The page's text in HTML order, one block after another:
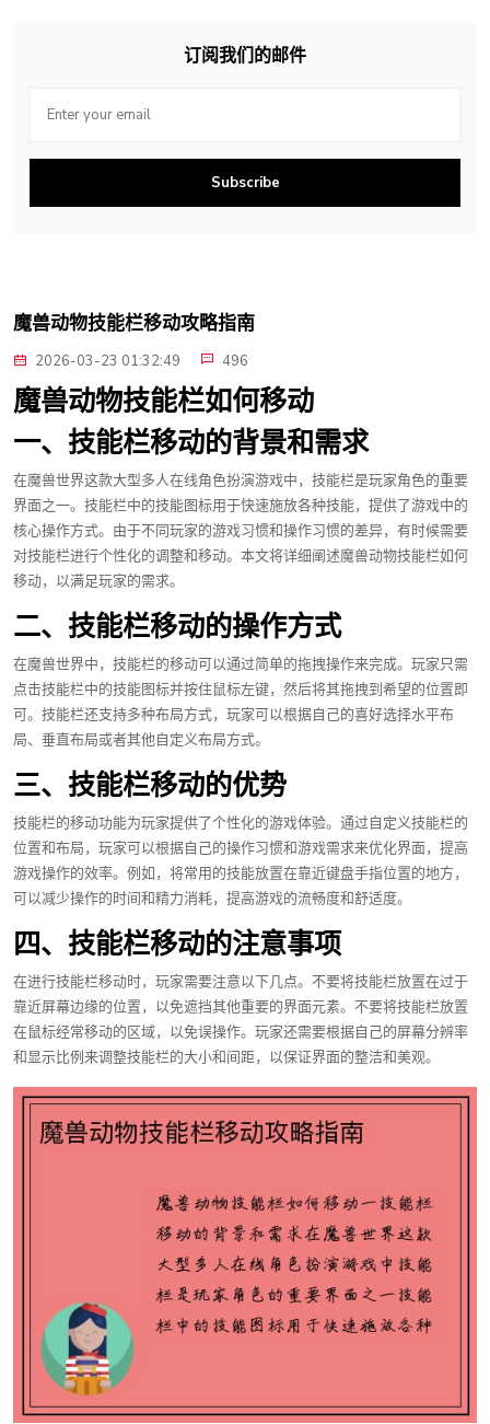
订阅我们的邮件
Subscribe
魔兽动物技能栏移动攻略指南
2026-03-23 01:32:49 496
魔兽动物技能栏如何移动
一、技能栏移动的背景和需求
在魔兽世界这款大型多人在线角色扮演游戏中，技能栏是玩家角色的重要
界面之一。技能栏中的技能图标用于快速施放各种技能，提供了游戏中的
核心操作方式。由于不同玩家的游戏习惯和操作习惯的差异，有时候需要
对技能栏进行个性化的调整和移动。本文将详细阐述魔兽动物技能栏如何
移动，以满足玩家的需求。
二、技能栏移动的操作方式
在魔兽世界中，技能栏的移动可以通过简单的拖拽操作来完成。玩家只需
点击技能栏中的技能图标并按住鼠标左键，然后将其拖拽到希望的位置即
可。技能栏还支持多种布局方式，玩家可以根据自己的喜好选择水平布
局、垂直布局或者其他自定义布局方式。
三、技能栏移动的优势
技能栏的移动功能为玩家提供了个性化的游戏体验。通过自定义技能栏的
位置和布局，玩家可以根据自己的操作习惯和游戏需求来优化界面，提高
游戏操作的效率。例如，将常用的技能放置在靠近键盘手指位置的地方，
可以减少操作的时间和精力消耗，提高游戏的流畅度和舒适度。
四、技能栏移动的注意事项
在进行技能栏移动时，玩家需要注意以下几点。不要将技能栏放置在过于
靠近屏幕边缘的位置，以免遮挡其他重要的界面元素。不要将技能栏放置
在鼠标经常移动的区域，以免误操作。玩家还需要根据自己的屏幕分辨率
和显示比例来调整技能栏的大小和间距，以保证界面的整洁和美观。